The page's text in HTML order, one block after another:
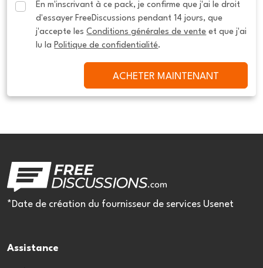
En m'inscrivant à ce pack, je confirme que j'ai le droit
d'essayer FreeDiscussions pendant 14 jours, que
j'accepte les Conditions générales de vente et que j'ai
lu la Politique de confidentialité.
ACHETER MAINTENANT
*Date de création du fournisseur de services Usenet
Assistance